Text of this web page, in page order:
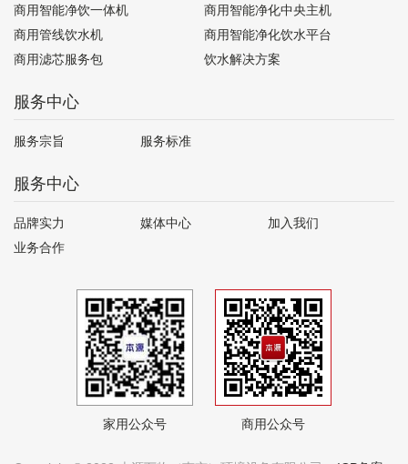
商用智能净饮一体机
商用智能净化中央主机
商用管线饮水机
商用智能净化饮水平台
商用滤芯服务包
饮水解决方案
服务中心
服务宗旨 服务标准
服务中心
品牌实力 媒体中心
加入我们
业务合作
家用公众号 商用公众号